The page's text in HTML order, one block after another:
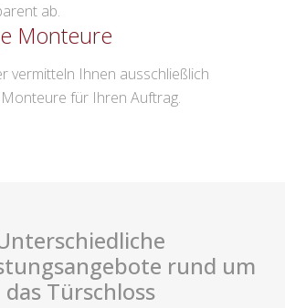
ab.
Monteure
vermitteln Ihnen ausschließlich
für Ihren Auftrag.
rund um
das Türschloss